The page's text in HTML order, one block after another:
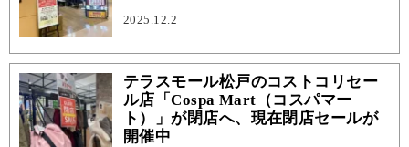
2025.12.2
テラスモール松戸のコストコリセー
ル店「Cospa Mart（コスパマー
ト）」が閉店へ、現在閉店セールが
開催中